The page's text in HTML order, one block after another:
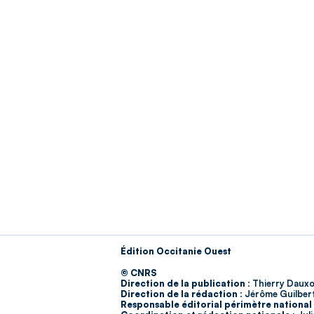
Édition Occitanie Ouest
© CNRS
Direction de la publication : Thierry
Direction de la rédaction : Jérôme
Responsable éditorial périmètre national